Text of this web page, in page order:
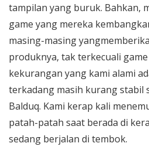
tampilan yang buruk. Bahkan,
game yang mereka
masing-masing
produknya, tak terkecuali
kekurangan yang kami alami
terkadang masih kurang stabil
Balduq. Kami kerap kali
patah-patah saat berada di
sedang berjalan di tembok.